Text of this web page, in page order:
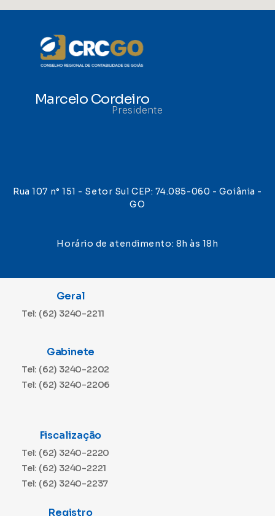
Marcelo Cordeiro
Presidente
Rua 107 n° 151 - Setor Sul CEP: 74.085-060 - Goiânia -
GO
Horário de atendimento: 8h às 18h
Geral
Tel: (62) 3240-2211
Gabinete
Tel: (62) 3240-2202
Tel: (62) 3240-2206
Fiscalização
Tel: (62) 3240-2220
Tel: (62) 3240-2221
Tel: (62) 3240-2237
Registro